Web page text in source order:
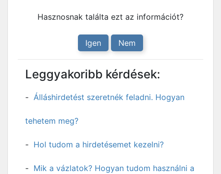
Hasznosnak találta ezt az információt?
Igen Nem
Leggyakoribb kérdések:
Álláshirdetést szeretnék feladni. Hogyan
tehetem meg?
Hol tudom a hirdetésemet kezelni?
Mik a vázlatok? Hogyan tudom használni a